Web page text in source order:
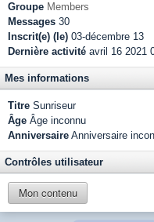
Groupe Members
Messages 30
Inscrit(e) (le) 03-décembre 13
Dernière activité avril 16 2021
Mes informations
Titre Sunriseur
Âge Âge inconnu
Anniversaire Anniversaire
Contrôles utilisateur
Mon contenu